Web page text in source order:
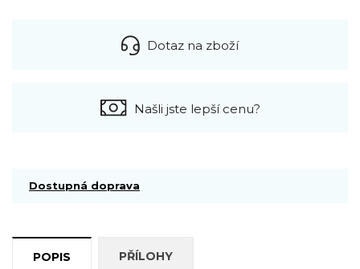
Dotaz na zboží
Našli jste lepší cenu?
Dostupná doprava
POPIS PŘÍLOHY